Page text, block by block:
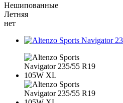
Нешипованные
Летняя
нет